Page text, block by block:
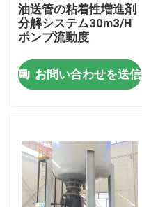
品質管理
私達に連絡しなさい
場合
引用を要求しなさい
油送管の粘着性増進剤
分解システム30m3/H
ポンプ流動度
お問い合わせを送信